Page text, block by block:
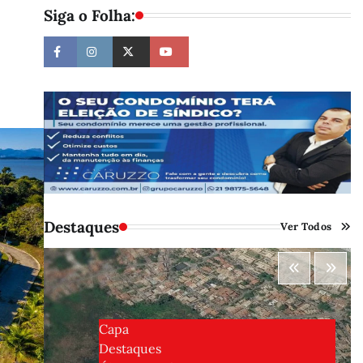
Siga o Folha:
Destaques Ver Todos
Capa
Destaques